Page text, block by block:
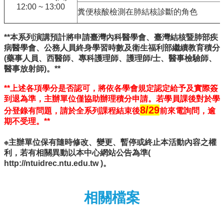
中
心
簡
介
國
立
灣
大
學
傳
病
學
學
12:00 ~ 13:00
糞便核酸檢測在肺結核診斷的角色
**本系列演講預計將申請臺灣內科醫學會、臺灣結核暨肺部疾
病醫學會、公務人員終身學習時數及衛生福利部繼續教育積分
(藥事人員、西醫師、專科護理師、護理師/士、醫事檢驗師、
醫事放射師)。**
**上述各項學分是否認可，將依各學會規定認定給予及實際簽
到退為準，主辦單位僅協助辦理積分申請。若學員課後對於學
分登錄有問題，請於全系列課程結束後8/29前來電詢問，逾
期不受理。**
※主辦單位保有隨時修改、變更、暫停或終止本活動內容之權
利，若有相關異動以本中心網站公告為準(
http://ntuidrec.ntu.edu.tw )。
相關檔案